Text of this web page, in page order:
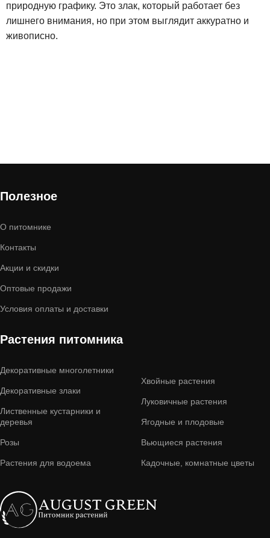
природную графику. Это злак, который работает без
лишнего внимания, но при этом выглядит аккуратно и
живописно.
Полезное
О питомнике
Контакты
Акции и скидки
Оптовые продажи
Условия оплаты и доставки
Растения питомника
Декоративные многолетники
Декоративные злаки
Лиственные кустарники и
деревья
Розы
Растения для водоема
Хвойные растения
Луковичные растения
Ягодные и плодовые
Вьющиеся растения
Кадочные, комнатные цветы